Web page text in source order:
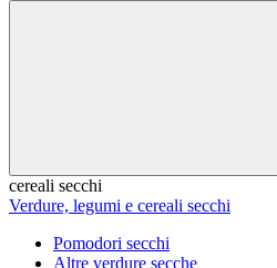
cereali secchi
Verdure, legumi e cereali secchi
Pomodori secchi
Altre verdure secche